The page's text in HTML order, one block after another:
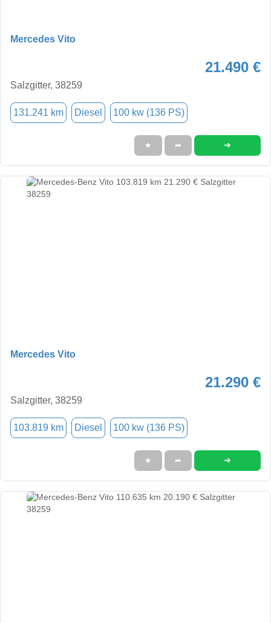
Mercedes Vito
21.490 €
Salzgitter, 38259
131.241 km Diesel 100 kw (136 PS)
★ ➦ ➜
Mercedes Vito
21.290 €
Salzgitter, 38259
103.819 km Diesel 100 kw (136 PS)
★ ➦ ➜